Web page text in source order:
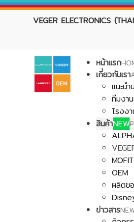
VEGER ELECTRONICS
หน้าแรก
เกี่ยวกับเรา
แนะน
ทีมงา
โรงง
สินค้าNEW
MOFIT
OEM
ผลิตข
ข่าวสาร